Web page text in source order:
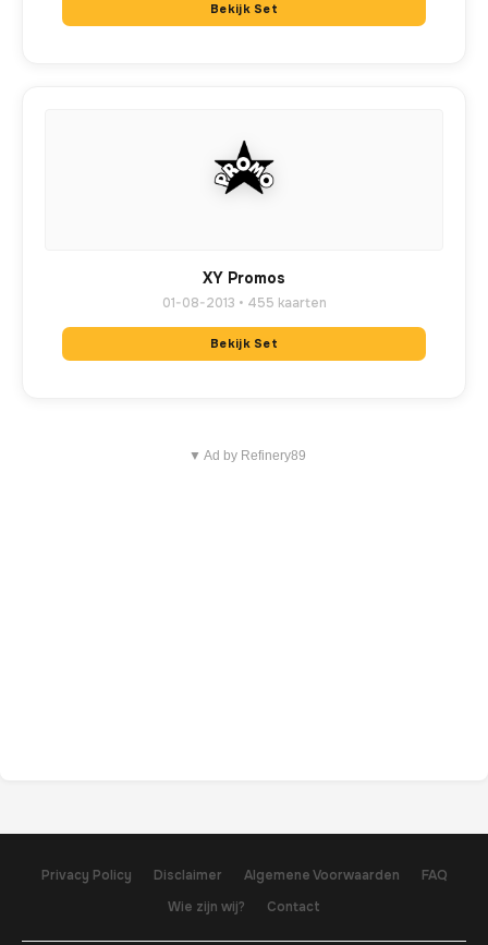
Bekijk Set
XY Promos
01-08-2013 • 455 kaarten
Bekijk Set
▼ Ad by Refinery89
Privacy Policy Disclaimer Algemene Voorwaarden
FAQ
Wie zijn wij?
Contact